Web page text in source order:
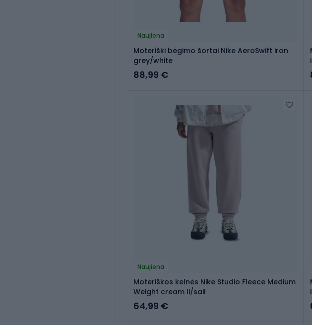
Naujiena
Moteriški bėgimo šortai Nike AeroSwift iron
grey/white
88,99 €
Naujiena
Moteriškos kelnės Nike Studio Fleece Medium
Weight cream Ii/sail
64,99 €